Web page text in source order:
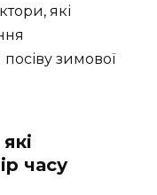
які
зимової
часу